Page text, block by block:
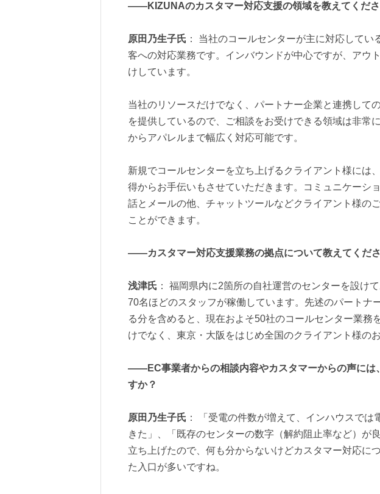
――KIZUNAのカスタマー対応支援の領域を教えてくださ
原田乃生子氏 ： 当社のコールセンターが主に対応してい
客への対応業務です。インバウンドが中心ですが、アウ
けしています。
当社のリソースだけでなく、パートナー企業と連携して
を提供しているので、ご相談をお受けできる領域は非常
からアパレルまで幅広く対応可能です。
新規でコールセンターを立ち上げるクライアント様には
得からお手伝いもさせていただきます。コミュニケーシ
話とメールの他、チャットツールなどクライアント様の
ことができます。
――カスタマー対応支援業務の拠点について教えてくださ
浅津氏 ： 福岡県内に2箇所の自社運営のセンターを設け
70名ほどのスタッフが稼働しています。先述のパートナ
る分を含めると、現在およそ50社のコールセンター業務
けでなく、東京・大阪をはじめ全国のクライアント様の
――EC事業者からの相談内容やカスタマーからの声には
すか？
原田乃生子氏 ： 「受電の件数が増えて、インハウスでは
きた」、「既存のセンターの数字（解約阻止率など）が
立ち上げたので、何も分からないけどカスタマー対応に
た入口が多いですね。